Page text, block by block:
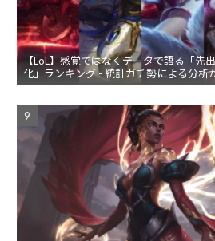
【LoL】感覚ではなくデータで語る「先
化」ランキング - 統計ガチ勢による分析